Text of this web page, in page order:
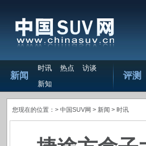
新闻
时讯 热点
访谈
新知
评测
您现在的位置：> 中国SUV网 > 新闻 > 时讯